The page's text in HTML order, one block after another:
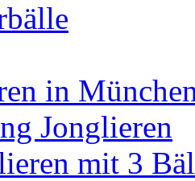
in
Jonglieren
mit 3